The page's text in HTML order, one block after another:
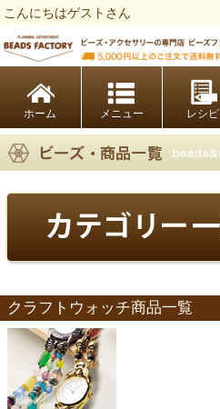
こんにちはゲストさん
ホーム レシピ
クラフトウォッチ商品一覧